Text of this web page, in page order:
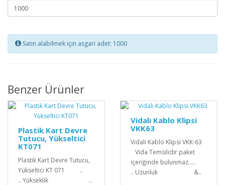
Satın alabilmek için asgari adet: 1000
Benzer Ürünler
Plastik Kart Devre
Tutucu, Yükseltici
KT071
Plastik Kart Devre Tutucu,
Yükseltici KT 071 ..
.. Yükseklik ..
Vidalı Kablo Klipsi
VKK63
Vidalı Kablo Klipsi VKK-63
Vida Temsilidir paket
içeriğinde bulunmaz.....
.. Uzunluk &..